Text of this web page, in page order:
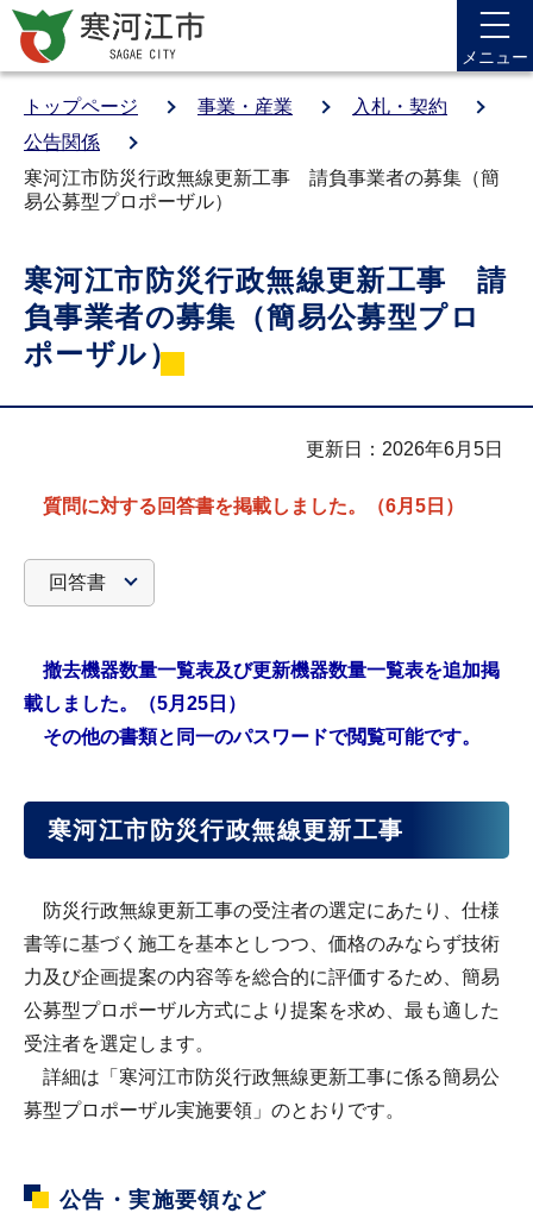
メニュー
トップページ 事業・産業
入札・契約
公告関係
寒河江市防災行政無線更新工事 請負事業者の募集（簡
易公募型プロポーザル）
寒河江市防災行政無線更新工事 請
負事業者の募集（簡易公募型プロ
ポーザル）
更新日：2026年6月5日
質問に対する回答書を掲載しました。（6月5日）
回答書
撤去機器数量一覧表及び更新機器数量一覧表を追加掲
載しました。（5月25日 ）
その他の書類と同一のパスワードで閲覧可能です。
寒河江市防災行政無線更新工事
防災行政無線更新工事の受注者の選定にあたり、仕様
書等に基づく施工を基本としつつ、価格のみならず技術
力及び企画提案の内容等を総合的に評価するため、簡易
公募型プロポーザル方式により提案を求め、最も適した
受注者を選定します。
詳細は「寒河江市防災行政無線更新工事に係る簡易公
募型プロポーザル実施要領」のとおりです。
公告・実施要領など